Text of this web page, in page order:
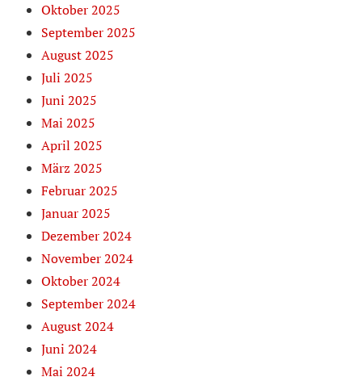
Oktober 2025
September 2025
August 2025
Juli 2025
Juni 2025
Mai 2025
April 2025
März 2025
Februar 2025
Januar 2025
Dezember 2024
November 2024
Oktober 2024
September 2024
August 2024
Juni 2024
Mai 2024